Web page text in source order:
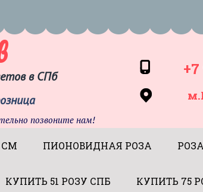
в СПб
позвоните нам!
СМ ПИОНОВИДНАЯ РОЗА
КУПИТЬ 51 РОЗУ СПБ КУПИТЬ 75